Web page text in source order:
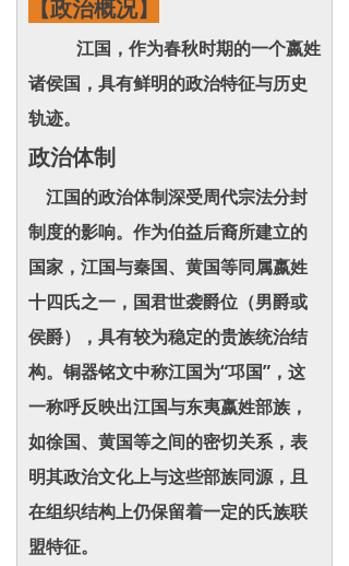
【政治概况】
江国，作为春秋时期的一个嬴姓
诸侯国，具有鲜明的政治特征与历史
轨迹。
政治体制
江国的政治体制深受周代宗法分封
制度的影响。作为伯益后裔所建立的
国家，江国与秦国、黄国等同属嬴姓
十四氏之一，国君世袭爵位（男爵或
侯爵），具有较为稳定的贵族统治结
构。铜器铭文中称江国为“邛国”，这
一称呼反映出江国与东夷嬴姓部族，
如徐国、黄国等之间的密切关系，表
明其政治文化上与这些部族同源，且
在组织结构上仍保留着一定的氏族联
盟特征。